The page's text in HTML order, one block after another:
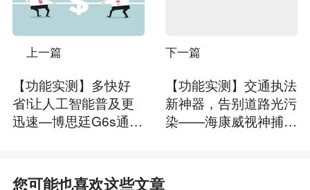
上一篇
【功能实测】多快好
省!让人工智能普及更
迅速—博思廷G6s通用
下一篇
【功能实测】交通执法
新神器，告别道路光污
染——海康威视神捕高
您可能也喜欢这些文章